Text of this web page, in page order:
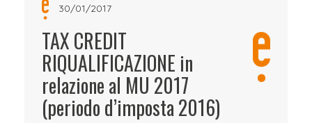
30/01/2017
TAX CREDIT
RIQUALIFICAZIONE in
relazione al MU 2017
(periodo d’imposta 2016)